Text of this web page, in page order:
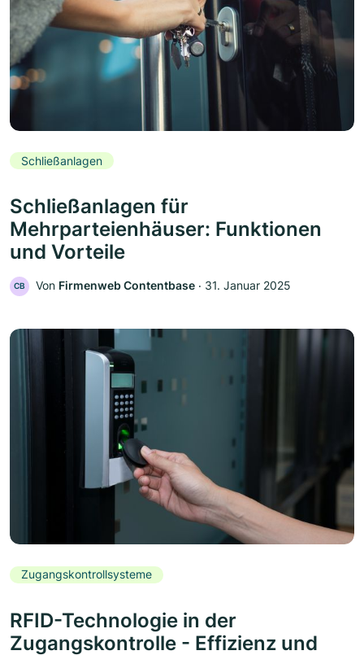
Schließanlagen
Schließanlagen für
Mehrparteienhäuser: Funktionen
und Vorteile
CB Von Firmenweb Contentbase ‧ 31. Januar 2025
Zugangskontrollsysteme
RFID-Technologie in der
Zugangskontrolle - Effizienz und